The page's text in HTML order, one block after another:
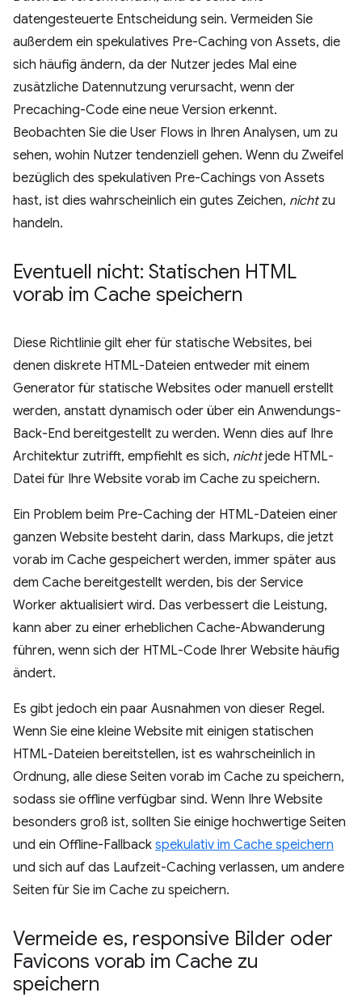
datengesteuerte Entscheidung sein. Vermeiden Sie
außerdem ein spekulatives Pre-Caching von Assets, die
sich häufig ändern, da der Nutzer jedes Mal eine
zusätzliche Datennutzung verursacht, wenn der
Precaching-Code eine neue Version erkennt.
Beobachten Sie die User Flows in Ihren Analysen, um zu
sehen, wohin Nutzer tendenziell gehen. Wenn du Zweifel
bezüglich des spekulativen Pre-Cachings von Assets
hast, ist dies wahrscheinlich ein gutes Zeichen, nichtzu
handeln.
Eventuell nicht: Statischen HTML
vorab im Cache speichern
Diese Richtlinie gilt eher für statische Websites, bei
denen diskrete HTML-Dateien entweder mit einem
Generator für statische Websites oder manuell erstellt
werden, anstatt dynamisch oder über ein Anwendungs-
Back-End bereitgestellt zu werden. Wenn dies auf Ihre
Architektur zutrifft, empfiehlt es sich, nichtjede HTML-
Datei für Ihre Website vorab im Cache zu speichern.
Ein Problem beim Pre-Caching der HTML-Dateien einer
ganzen Website besteht darin, dass Markups, die jetzt
vorab im Cache gespeichert werden, immer später aus
dem Cache bereitgestellt werden, bis der Service
Worker aktualisiert wird. Das verbessert die Leistung,
kann aber zu einer erheblichen Cache-Abwanderung
führen, wenn sich der HTML-Code Ihrer Website häufig
ändert.
Es gibt jedoch ein paar Ausnahmen von dieser Regel.
Wenn Sie eine kleine Website mit einigen statischen
HTML-Dateien bereitstellen, ist es wahrscheinlich in
Ordnung, alle diese Seiten vorab im Cache zu speichern,
sodass sie offline verfügbar sind. Wenn Ihre Website
besonders groß ist, sollten Sie einige hochwertige Seiten
und ein Offline-Fallback spekulativ im Cache speichern
und sich auf das Laufzeit-Caching verlassen, um andere
Seiten für Sie im Cache zu speichern.
Vermeide es, responsive Bilder oder
Favicons vorab im Cache zu
speichern